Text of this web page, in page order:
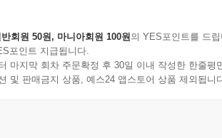
반회원 50원, 마니아회원 100원의 YES포인트를 드립
포인트 지급됩니다.
마지막 회차 주문확정 후 30일 이내 작성한 한줄평
및 판매금지 상품, 예스24 앱스토어 상품 제외됩니